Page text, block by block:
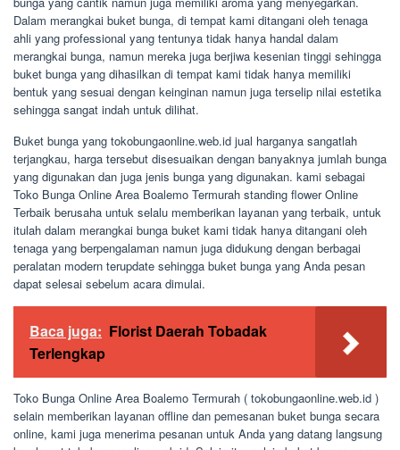
Dalam merangkai buket bunga, di tempat kami ditangani oleh tenaga
ahli yang professional yang tentunya tidak hanya handal dalam
merangkai bunga, namun mereka juga berjiwa kesenian tinggi sehingga
buket bunga yang dihasilkan di tempat kami tidak hanya memiliki
bentuk yang sesuai dengan keinginan namun juga terselip nilai estetika
sehingga sangat indah untuk dilihat.
Buket bunga yang tokobungaonline.web.id jual harganya sangatlah
terjangkau, harga tersebut disesuaikan dengan banyaknya jumlah bunga
yang digunakan dan juga jenis bunga yang digunakan. kami sebagai
Toko Bunga Online Area Boalemo Termurah standing flower Online
Terbaik berusaha untuk selalu memberikan layanan yang terbaik, untuk
itulah dalam merangkai bunga buket kami tidak hanya ditangani oleh
tenaga yang berpengalaman namun juga didukung dengan berbagai
peralatan modern terupdate sehingga buket bunga yang Anda pesan
dapat selesai sebelum acara dimulai.
Baca juga: Florist Daerah Tobadak
Terlengkap
Toko Bunga Online Area Boalemo Termurah ( tokobungaonline.web.id )
selain memberikan layanan offline dan pemesanan buket bunga secara
online, kami juga menerima pesanan untuk Anda yang datang langsung